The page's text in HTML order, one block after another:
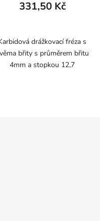
331,50 Kč
drážkovací fréza s
břity s průměrem břitu
4mm a stopkou 12,7